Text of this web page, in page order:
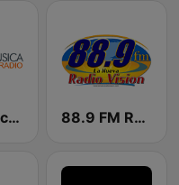
Sólo Música Católica Radio 88.9 FM Radio Vision